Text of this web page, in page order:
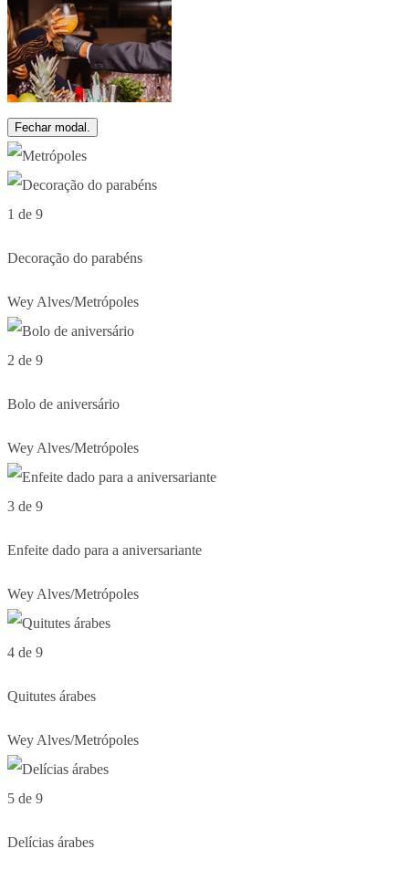
Fechar modal.
1 de 9
Decoração do parabéns
Wey Alves/Metrópoles
2 de 9
Bolo de aniversário
Wey Alves/Metrópoles
3 de 9
Enfeite dado para a aniversariante
Wey Alves/Metrópoles
4 de 9
Quitutes árabes
Wey Alves/Metrópoles
5 de 9
Delícias árabes